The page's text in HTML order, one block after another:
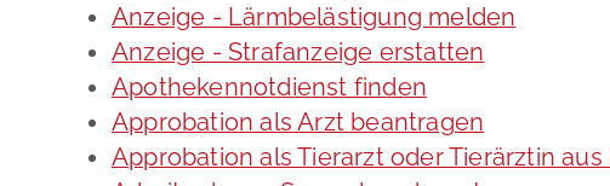
Anzeige - Lärmbelästigung melden
Anzeige - Strafanzeige erstatten
Apothekennotdienst finden
Approbation als Arzt beantragen
Approbation als Tierarzt oder Tierärztin